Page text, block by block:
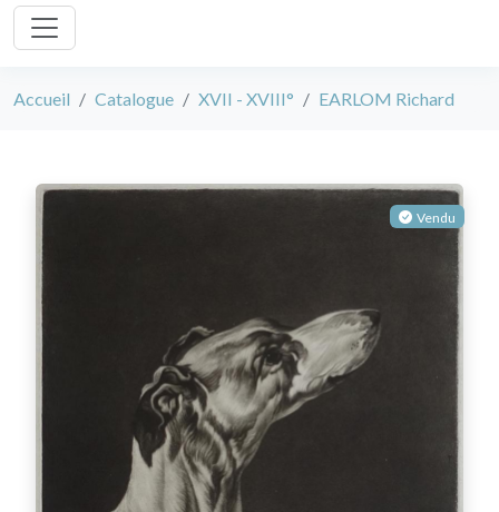
Accueil Catalogue XVII - XVIII° EARLOM Richard
Vendu